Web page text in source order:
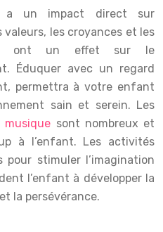
a un impact direct sur
valeurs, les croyances et les
ont un effet sur le
Éduquer avec un regard
permettra à votre enfant
sain et serein. Les
musique sont nombreux et
à l’enfant. Les activités
stimuler l’imagination
l’enfant à développer la
la persévérance.